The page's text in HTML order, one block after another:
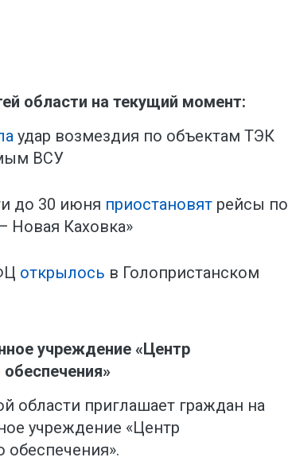
области на текущий момент:
удар возмездия по объектам ТЭК
ВСУ
до 30 июня приостановят рейсы по
Новая Каховка»
открылось в Голопристанском
учреждение «Центр
области приглашает граждан на
учреждение «Центр
обеспечения».